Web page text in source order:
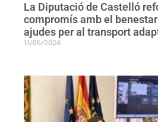
La Diputació de Castelló
compromís amb el
ajudes per al transport
11/06/2024